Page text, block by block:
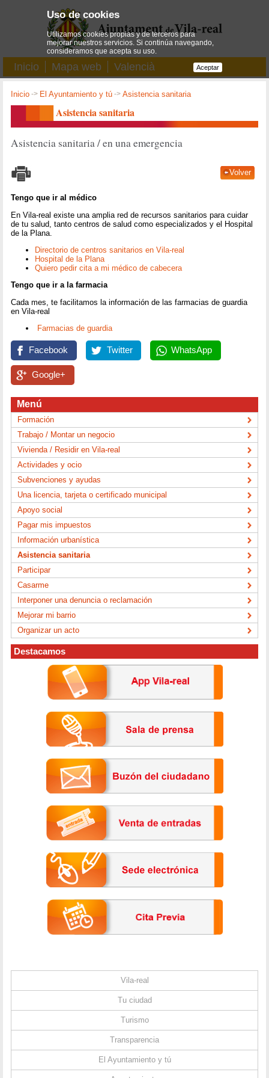
Inicio Mapa web Valencià
Inicio -> El Ayuntamiento y tú ->Asistencia sanitaria
Asistencia sanitaria
Asistencia sanitaria / en una emergencia
Volver
Tengo que ir al médico
En Vila-real existe una amplia red de recursos sanitarios para cuidar
de tu salud, tanto centros de salud como especializados y el Hospital
de la Plana.
Directorio de centros sanitarios en Vila-real
Hospital de la Plana
Quiero pedir cita a mi médico de cabecera
Tengo que ir a la farmacia
Cada mes, te facilitamos la información de las farmacias de guardia
en Vila-real
Farmacias de guardia
Facebook Twitter WhatsApp
Google+
Menú
Formación
Trabajo / Montar un negocio
Vivienda / Residir en Vila-real
Actividades y ocio
Subvenciones y ayudas
Una licencia, tarjeta o certificado municipal
Apoyo social
Pagar mis impuestos
Información urbanística
Asistencia sanitaria
Participar
Casarme
Interponer una denuncia o reclamación
Mejorar mi barrio
Organizar un acto
Destacamos
Vila-real
Tu ciudad
Turismo
Transparencia
El Ayuntamiento y tú
Uso de cookies
Utilizamos cookies propias y de terceros para
mejorar nuestros servicios. Si continúa navegando,
consideramos que acepta su uso.
Aceptar